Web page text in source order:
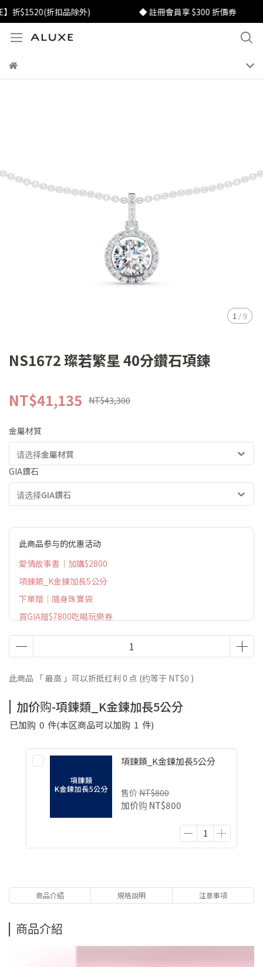
$1520(折扣品除外) ◆ 註冊會員享 $300 折價券
1 /9
NS1672 璨若繁星 40分鑽石項鍊
NT$41,135 NT$43,300
金屬材質
请选择金屬材質
GIA鑽石
请选择GIA鑽石
此商品参与的优惠活动
愛情故事書｜加購$2800
項鍊類_K金鍊加長5公分
下單贈｜隨身珠寶袋
買GIA贈$7800吃喝玩樂券
此商品 「 最高 」可以折抵红利 0 点 (约等于 NT$0 )
加价购-項鍊類_K金鍊加長5公分
已加购 0 件(本区商品可以加购 1 件)
項鍊類_K金鍊加長5公分
售价 NT$800
加价购 NT$800
商品介紹 規格說明 注意事項
商品介紹